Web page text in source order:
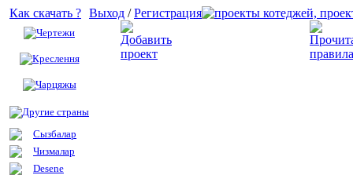
Как скачать ?
Чертежи
Креслення
Чарцяжы
Другие страны
Сызбалар
Чизмалар
Desene
Выход /Регистрация